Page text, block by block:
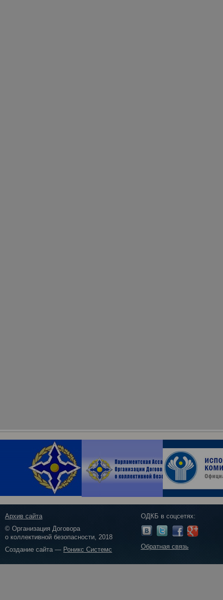
Архив сайта
© Организация Договора
о коллективной безопасности, 2018
Создание сайта — Роникс Системс
ОДКБ в соцсетях:
Обратная связь